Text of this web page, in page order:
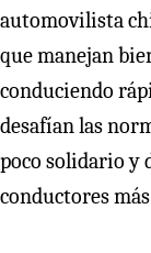
automovilista
que manejan
conduciendo
desafían las
poco solidario y
conductores